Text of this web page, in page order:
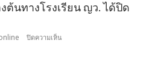
ต้นทางโรงเรียน ญว. ได้ปิด
ปิดความเห็น